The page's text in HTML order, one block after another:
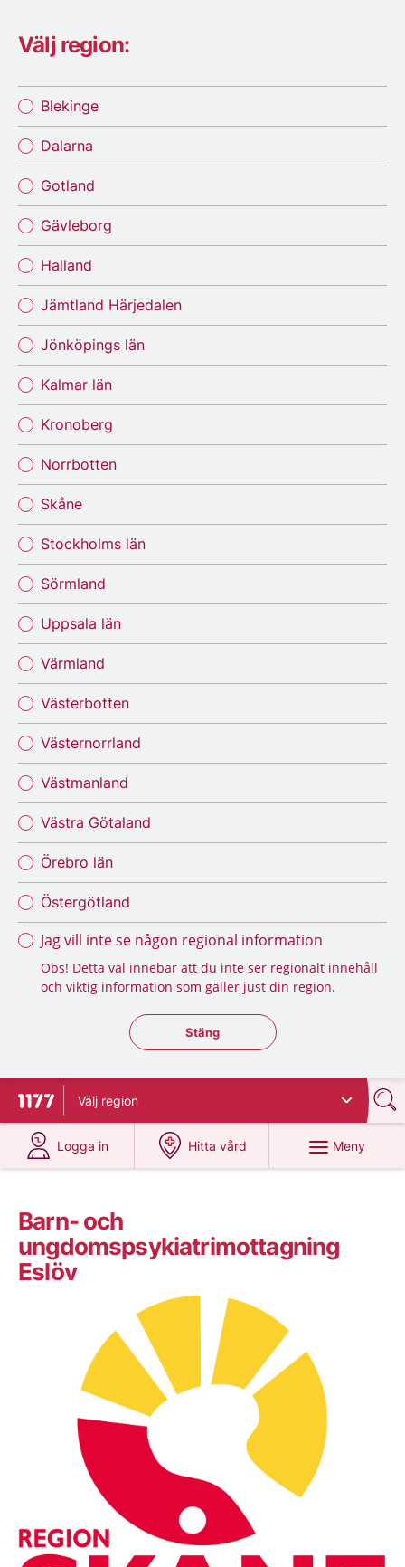
Välj region:
Blekinge
Dalarna
Gotland
Gävleborg
Halland
Jämtland Härjedalen
Jönköpings län
Kalmar län
Kronoberg
Norrbotten
Skåne
Stockholms län
Sörmland
Uppsala län
Värmland
Västerbotten
Västernorrland
Västmanland
Västra Götaland
Örebro län
Östergötland
Jag vill inte se någon regional information
Obs! Detta val innebär att du inte ser regionalt innehåll
och viktig information som gäller just din region.
Stäng regionsväljaren
Stäng
Till startsidan för 1177
Välj region
Logga in
på 1177.se
Hitta vård
på 1177.se
Meny
Barn- och
ungdomspsykiatrimottagning
Eslöv